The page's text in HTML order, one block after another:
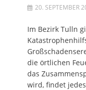
t
g
e
ö
f
f
e
t
)
s
r
g
e
ö
f
n
t
)
20. SEPTEMBER
Im Bezirk Tulln
die örtlichen
das
wird, findet